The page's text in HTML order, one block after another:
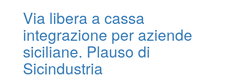
Via libera a cassa
integrazione per aziende
siciliane. Plauso di
Sicindustria